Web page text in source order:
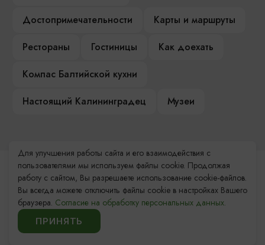
Достопримечательности
Карты и маршруты
Рестораны
Гостиницы
Как доехать
Компас Балтийской кухни
Настоящий Калининградец
Музеи
Контакты Туристского
информационного центра
+7 (4012) 555-200
Для улучшения работы сайта и его взаимодействия с
пользователями мы используем файлы cookie. Продолжая
работу с сайтом, Вы разрешаете использование cookie-файлов.
Вы всегда можете отключить файлы cookie в настройках Вашего
браузера. Согласие на обработку персональных данных.
ПРИНЯТЬ